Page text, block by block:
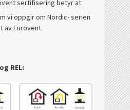
sertifisering betyr at
vi oppgir om Nordic- serien
av Eurovent.
REL: